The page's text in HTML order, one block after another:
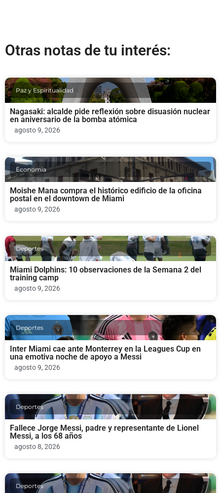
Otras notas de tu interés:
Paz y Espiritualidad
Nagasaki: alcalde pide reflexión sobre disuasión nuclear
en aniversario de la bomba atómica
agosto 9, 2026
Economia
Moishe Mana compra el histórico edificio de la oficina
postal en el downtown de Miami
agosto 9, 2026
Deportes
Miami Dolphins: 10 observaciones de la Semana 2 del
training camp
agosto 9, 2026
Deportes
Inter Miami cae ante Monterrey en la Leagues Cup en
una emotiva noche de apoyo a Messi
agosto 9, 2026
Deportes
Fallece Jorge Messi, padre y representante de Lionel
Messi, a los 68 años
agosto 8, 2026
Deportes